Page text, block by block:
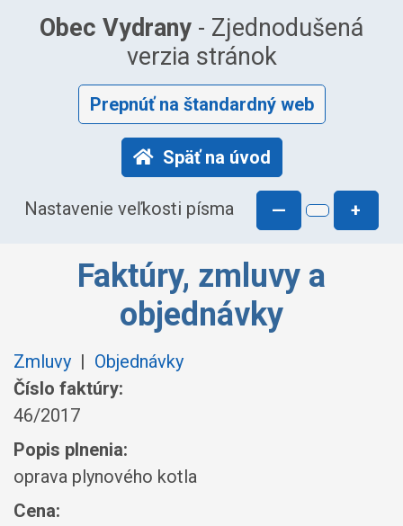
Obec Vydrany - Zjednodušená
verzia stránok
Prepnúť na štandardný web
Späť na úvod
Nastavenie veľkosti písma — +
Faktúry, zmluvy a
objednávky
Zmluvy | Objednávky
Číslo faktúry:
46/2017
Popis plnenia:
oprava plynového kotla
Cena: